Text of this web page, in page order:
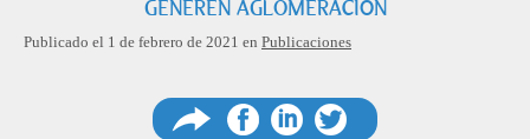
GENEREN AGLOMERACIÓN
Publicado el 1 de febrero de 2021 en Publicaciones